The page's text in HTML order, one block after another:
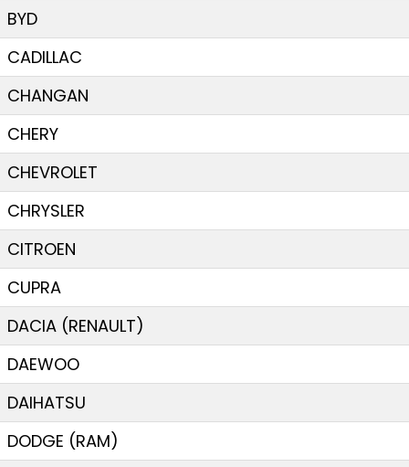
BYD
CADILLAC
CHANGAN
CHERY
CHEVROLET
CHRYSLER
CITROEN
CUPRA
DACIA (RENAULT)
DAEWOO
DAIHATSU
DODGE (RAM)